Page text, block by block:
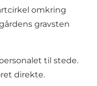
omkring
gravsten
til stede.
direkte.